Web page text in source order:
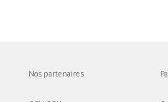
Nos partenaires